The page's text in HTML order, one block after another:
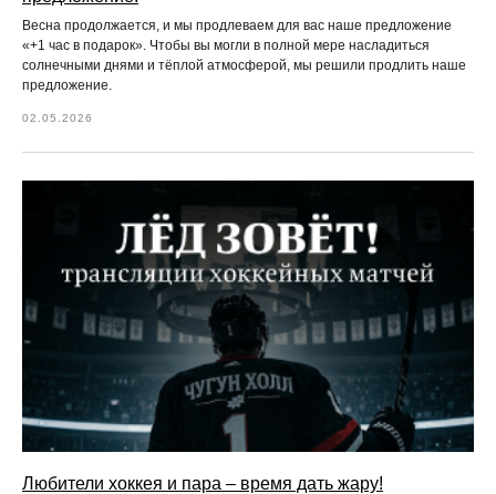
Весна продолжается, и мы продлеваем для вас наше предложение
«+1 час в подарок». Чтобы вы могли в полной мере насладиться
солнечными днями и тёплой атмосферой, мы решили продлить наше
предложение.
02.05.2026
Любители хоккея и пара – время дать жару!